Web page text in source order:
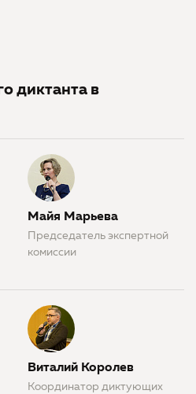
диктанта в
Майя Марьева
Председатель экспертной
комиссии
Виталий Королев
Координатор диктующих